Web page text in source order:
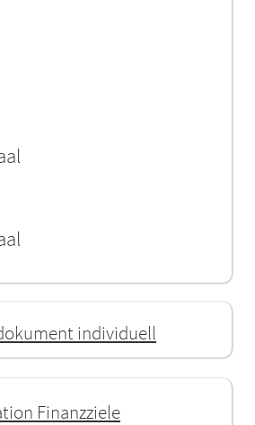
individuell
Finanzziele